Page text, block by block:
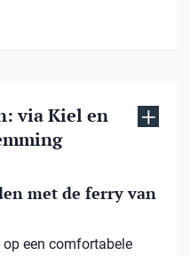
via Kiel en
met de ferry van
een comfortabele